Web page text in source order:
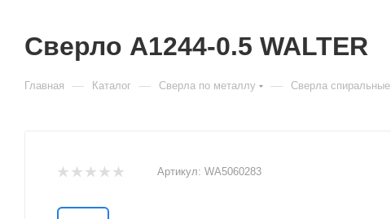
Сверло A1244-0.5 WALTER
Главная — Каталог — Сверла по металлу — Сверла спиральные
Артикул: WA5060283